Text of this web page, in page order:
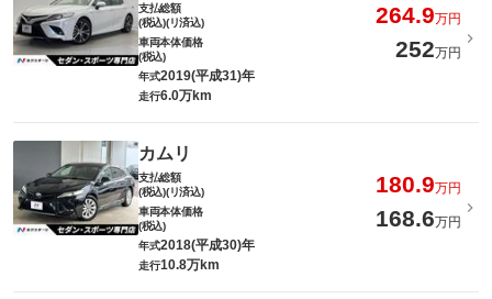
支払総額
(税込)(リ済込)
264.9万円
車両本体価格
(税込)
252万円
年式2019(平成31)年
走行6.0万km
カムリ
支払総額
(税込)(リ済込)
180.9万円
車両本体価格
(税込)
168.6万円
年式2018(平成30)年
走行10.8万km